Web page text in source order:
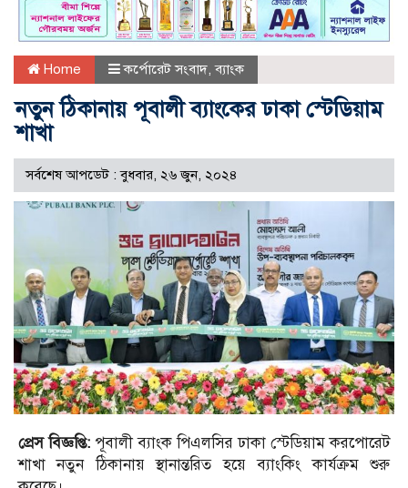
Home কর্পোরেট সংবাদ ,ব্যাংক
নতুন ঠিকানায় পূবালী ব্যাংকের ঢাকা স্টেডিয়াম
শাখা
সর্বশেষ আপডেট : বুধবার, ২৬ জুন, ২০২৪
প্রেস বিজ্ঞপ্তি: পূবালী ব্যাংক পিএলসির ঢাকা স্টেডিয়াম করপোরেট
শাখা নতুন ঠিকানায় স্থানান্তরিত হয়ে ব্যাংকিং কার্যক্রম শুরু